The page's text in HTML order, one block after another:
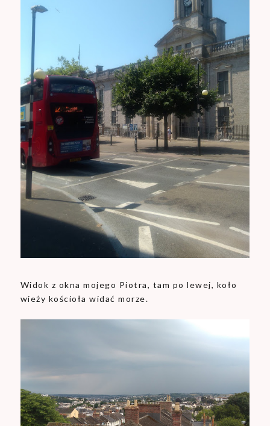
Widok z okna mojego Piotra, tam po lewej, koło
wieży kościoła widać morze.